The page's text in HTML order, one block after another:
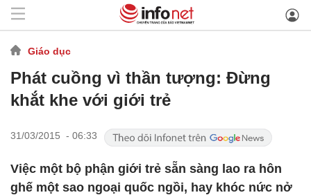
Giáo dục
Phát cuồng vì thần tượng: Đừng
khắt khe với giới trẻ
31/03/2015 - 06:33
Việc một bộ phận giới trẻ sẵn sàng lao ra hôn
ghế một sao ngoại quốc ngồi, hay khóc nức nở